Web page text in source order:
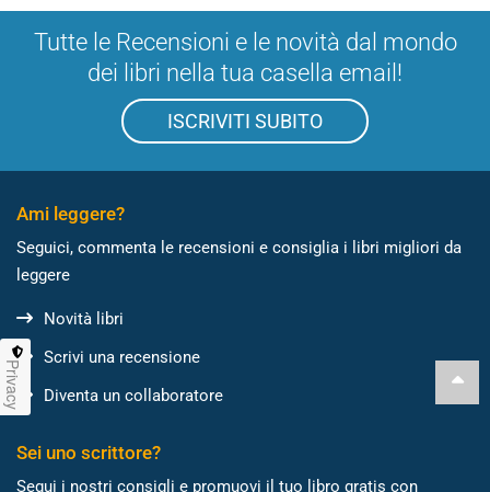
Tutte le Recensioni e le novità dal mondo
dei libri nella tua casella email!
ISCRIVITI SUBITO
Ami leggere?
Seguici, commenta le recensioni e consiglia i libri migliori da
leggere
Novità libri
Scrivi una recensione
Diventa un collaboratore
Sei uno scrittore?
Segui i nostri consigli e promuovi il tuo libro gratis con
Privacy